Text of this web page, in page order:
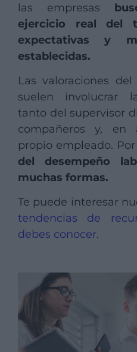
las empresas
ejercicio real del
expectativas y
establecidas.
Las valoraciones
suelen involucrar
tanto del supervisor
compañeros y, en
propio empleado. Por
del desempeño
muchas formas.
Te puede interesar
tendencias de
debes conocer.